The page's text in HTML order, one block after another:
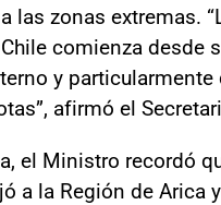
las zonas extremas.
comienza desde
y particularmente
afirmó el
el Ministro recordó
a la Región de Arica